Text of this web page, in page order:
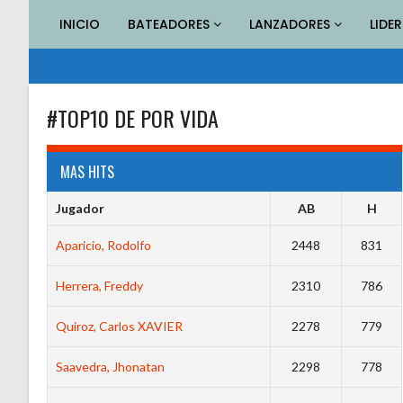
contenido
INICIO BATEADORES LANZADORES
#TOP10 DE POR VIDA
MAS HITS
Jugador AB H
Aparicio, Rodolfo 2448 831
Herrera, Freddy 2310 786
Quiroz, Carlos XAVIER 2278 779
Saavedra, Jhonatan 2298 778